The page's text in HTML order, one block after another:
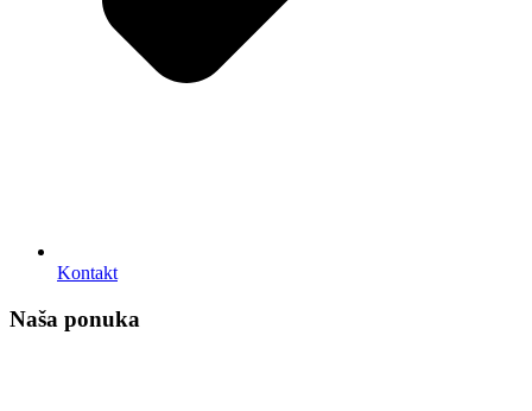
Kontakt
Naša ponuka